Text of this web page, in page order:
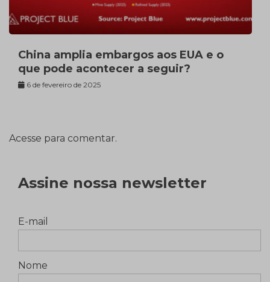
China amplia embargos aos EUA e o
que pode acontecer a seguir?
6 de fevereiro de 2025
Acesse para comentar.
Assine nossa newsletter
E-mail
Nome